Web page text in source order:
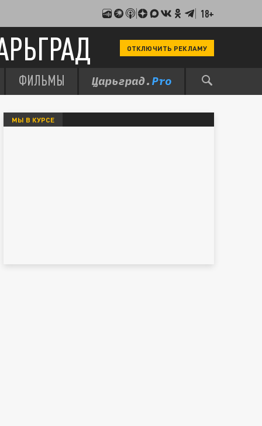
18+
ОТКЛЮЧИТЬ РЕКЛАМУ
ФИЛЬМЫ
МЫ В КУРСЕ